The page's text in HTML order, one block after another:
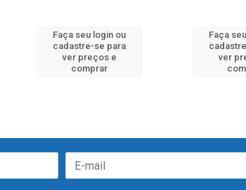
Faça seu login ou
cadastre-se para
ver preços e
comprar
Faça
ver